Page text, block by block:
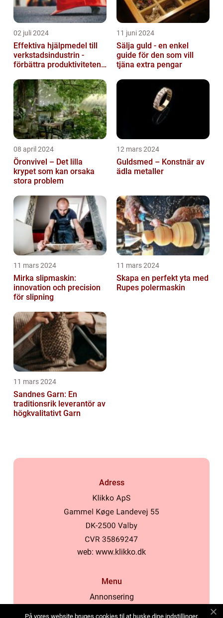
02 juli 2024
Effektiva hjälpmedel till
verkstadsindustrin -
förbättra produktiviteten
11 juni 2024
Sälja guld - en enkel
guide för den som vill
tjäna extra pengar
08 april 2024
Öronvivel – Det lilla
krypet som kan orsaka
stora problem
12 mars 2024
Guldsmed – Konstnär av
ädla metaller
11 mars 2024
Mirka slipmaskin:
innovation och precision
för slipning
11 mars 2024
Skapa en perfekt yta med
Rupes polermaskin
11 mars 2024
Sandnes Garn: En
traditionsrik leverantör av
högkvalitativt Garn
Adress
web: www.klikko.dk
Menu
Annonsering
På vores website bruges cookies til at huske dine indstillinger,